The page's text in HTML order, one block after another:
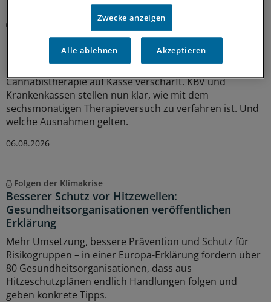
KBV und Krankenkassen präzisieren die neuen
Regeln zur Cannabistherapie
Mit dem GKV-Spargesetz wurden auch die Regeln für die
Cannabistherapie auf Kasse verschärft. KBV und
Krankenkassen stellen nun klar, wie mit dem
sechsmonatigen Therapieversuch zu verfahren ist. Und
welche Ausnahmen gelten.
06.08.2026
Folgen der Klimakrise
Besserer Schutz vor Hitzewellen:
Gesundheitsorganisationen veröffentlichen
Erklärung
Mehr Umsetzung, bessere Prävention und Schutz für
Risikogruppen – in einer Europa-Erklärung fordern über
80 Gesundheitsorganisationen, dass aus
Hitzeschutzplänen endlich Handlungen folgen und
geben konkrete Tipps.
Zwecke anzeigen
Alle ablehnen Akzeptieren